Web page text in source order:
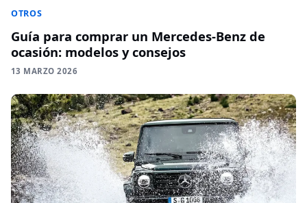
OTROS
Guía para comprar un Mercedes-Benz de
ocasión: modelos y consejos
13 MARZO 2026